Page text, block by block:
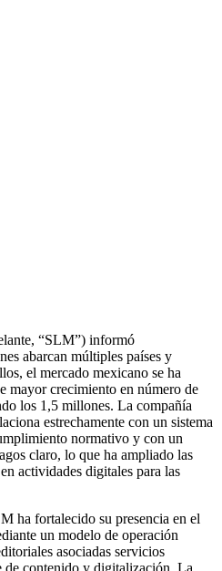
“SLM”) informó
abarcan múltiples países y
el mercado mexicano se ha
mayor crecimiento en número de
los 1,5 millones. La compañía
estrechamente con un sistema
normativo y con un
claro, lo que ha ampliado las
actividades digitales para las
ha fortalecido su presencia en el
un modelo de operación
asociadas servicios
de contenido y digitalización . La